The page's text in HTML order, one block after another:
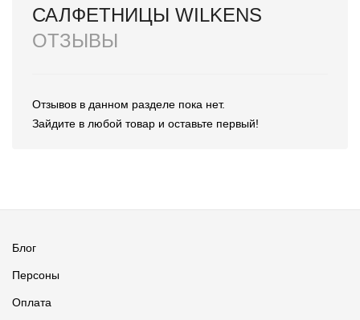
САЛФЕТНИЦЫ WILKENS
ОТЗЫВЫ
Отзывов в данном разделе пока нет.
Зайдите в любой товар и оставьте первый!
Блог
Персоны
Оплата